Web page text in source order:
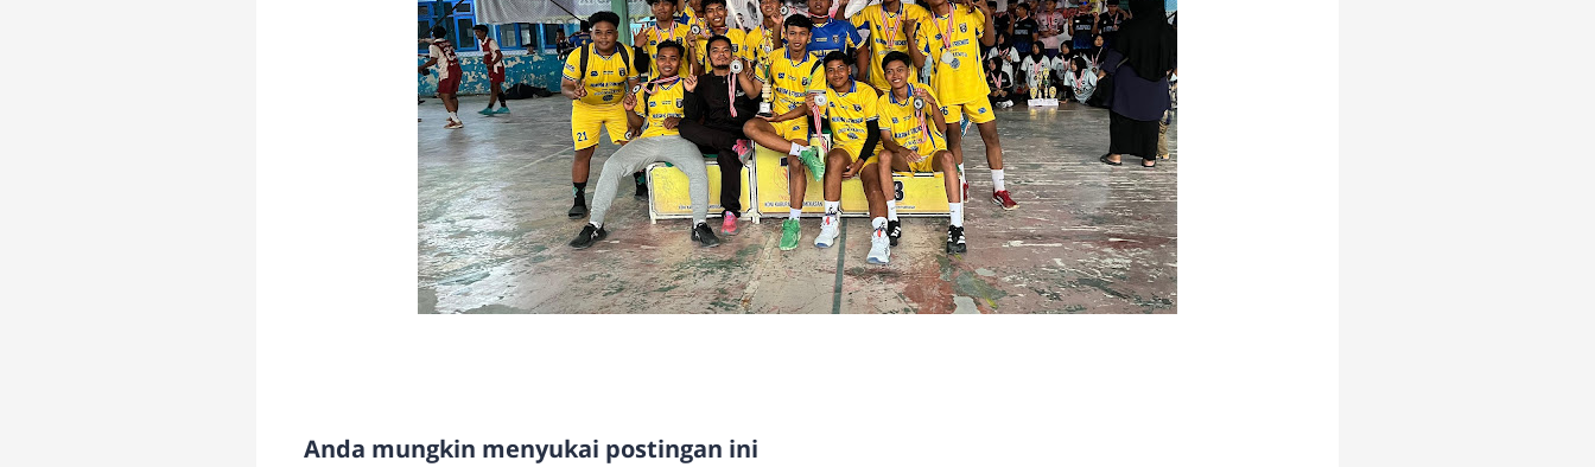
Anda mungkin menyukai postingan ini